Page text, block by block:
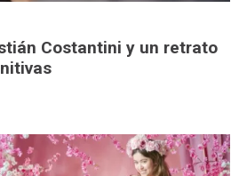
Costantini y un retrato